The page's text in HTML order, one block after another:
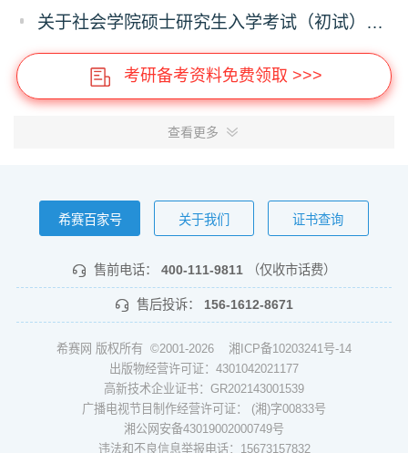
关于社会学院硕士研究生入学考试（初试）考试科目及参考书目变更的通知
考研备考资料免费领取 >>>
查看更多
希赛百家号 关于我们 证书查询
售前电话： 400-111-9811 （仅收市话费）
售后投诉： 156-1612-8671
希赛网 版权所有 ©2001-2026 湘ICP备10203241号-14
出版物经营许可证：4301042021177
高新技术企业证书：GR202143001539
广播电视节目制作经营许可证： (湘)字00833号
湘公网安备43019002000749号
违法和不良信息举报电话：15673157832